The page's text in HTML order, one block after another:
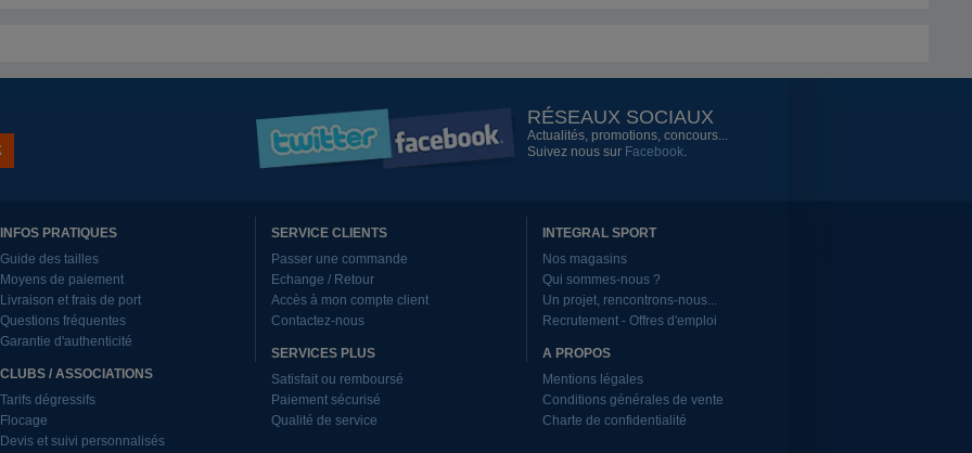
RÉSEAUX SOCIAUX
Actualités, promotions, concours...
Suivez nous sur Facebook.
INFOS PRATIQUES
Guide des tailles
Moyens de paiement
Livraison et frais de port
Questions fréquentes
Garantie d'authenticité
CLUBS / ASSOCIATIONS
Tarifs dégressifs
Flocage
Devis et suivi personnalisés
SERVICE CLIENTS
Passer une commande
Echange / Retour
Accès à mon compte client
Contactez-nous
SERVICES PLUS
Satisfait ou remboursé
Paiement sécurisé
Qualité de service
INTEGRAL SPORT
Nos magasins
Qui sommes-nous ?
Un projet, rencontrons-nous...
Recrutement - Offres d'emploi
A PROPOS
Mentions légales
Conditions générales de vente
Charte de confidentialité